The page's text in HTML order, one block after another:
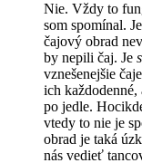
Nie. Vždy to
som spomínal.
čajový obrad
by nepili čaj. Je
vznešenejšie
ich
po jedle.
vtedy to nie je
obrad je taká
nás vedieť